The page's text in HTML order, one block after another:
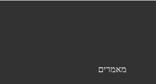
מאמרים